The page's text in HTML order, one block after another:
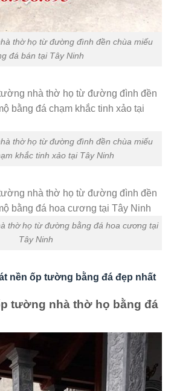
thờ họ từ đường đình đền chùa miếu
đá bán tại Tây Ninh
thờ họ từ đường đình đền chùa miếu
khắc tinh xảo tại Tây Ninh
thờ họ từ đường bằng đá hoa cương tại
Tây Ninh
nền ốp tường bằng đá đẹp nhất
tường nhà thờ họ bằng đá